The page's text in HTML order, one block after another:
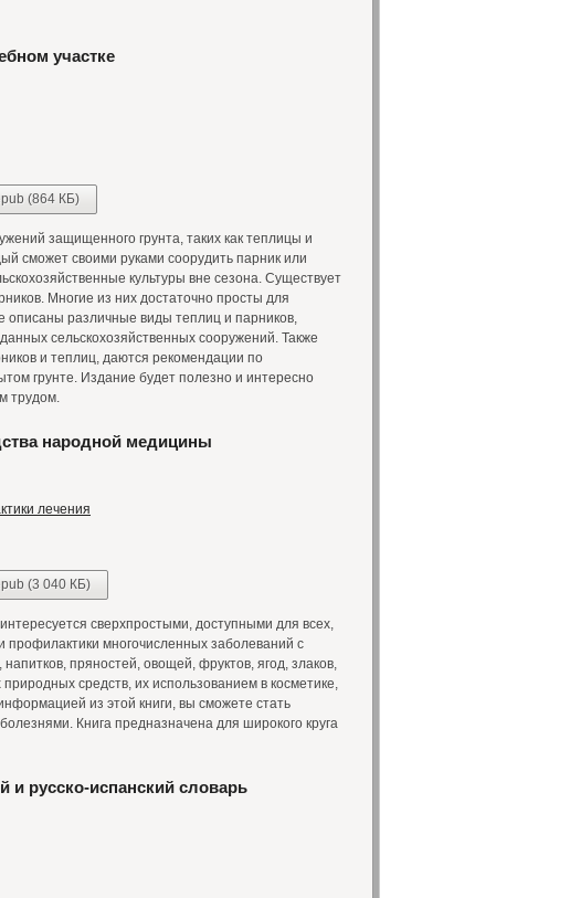
участке
(864 КБ)
защищенного грунта, таких как теплицы и
сможет своими руками соорудить парник или
культуры вне сезона. Существует
Многие из них достаточно просты для
описаны различные виды теплиц и парников,
сельскохозяйственных сооружений. Также
и теплиц, даются рекомендации по
грунте. Издание будет полезно и интересно
трудом.
народной медицины
лечения
(3 040 КБ)
сверхпростыми, доступными для всех,
многочисленных заболеваний с
пряностей, овощей, фруктов, ягод, злаков,
средств, их использованием в косметике,
из этой книги, вы сможете стать
Книга предназначена для широкого круга
и русско-испанский словарь